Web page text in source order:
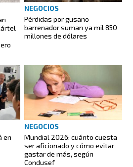
NEGOCIOS
Pérdidas por gusano
barrenador suman ya mil 850
millones de dólares
en
NEGOCIOS
Mundial 2026: cuánto cuesta
ser aficionado y cómo evitar
gastar de más, según
Condusef